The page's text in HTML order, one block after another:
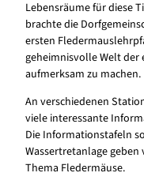
Lebensräume für diese
brachte die
ersten
geheimnisvolle Welt
aufmerksam zu machen.
An verschiedenen
viele interessante
Die Informationstafeln
Wassertretanlage
Thema Fledermäuse.